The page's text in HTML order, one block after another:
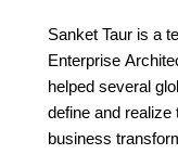
Sanket Taur is a
Enterprise
helped several
define and realize
business